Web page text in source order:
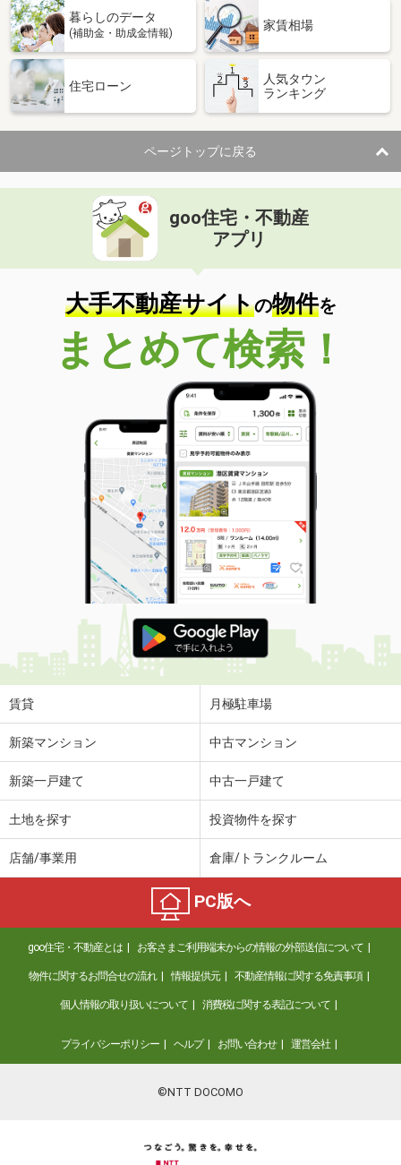
暮らしのデータ
(補助金・助成金情報)
家賃相場
住宅ローン
人気タウン
ランキング
ページトップに戻る
goo住宅・不動産
アプリ
大手不動産サイトの物件を
まとめて検索！
賃貸 月極駐車場
新築マンション 中古マンション
新築一戸建て 中古一戸建て
土地を探す 投資物件を探す
店舗/事業用 倉庫/トランクルーム
PC版へ
goo住宅・不動産とは お客さまご利用端末からの情報の外部送信について
物件に関するお問合せの流れ 情報提供元 不動産情報に関する免責事項
個人情報の取り扱いについて 消費税に関する表記について
プライバシーポリシー ヘルプ お問い合わせ 運営会社
©NTT DOCOMO